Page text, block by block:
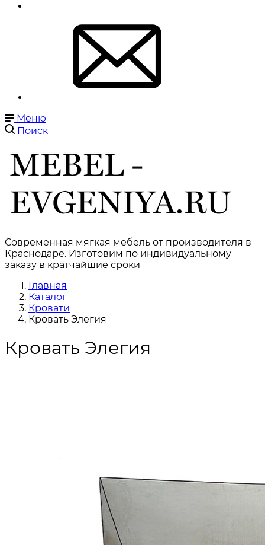
Меню
Поиск
Современная мягкая мебель от производителя в
Краснодаре. Изготовим по индивидуальному
заказу в кратчайшие сроки
Главная
Каталог
Кровати
Кровать Элегия
Кровать Элегия